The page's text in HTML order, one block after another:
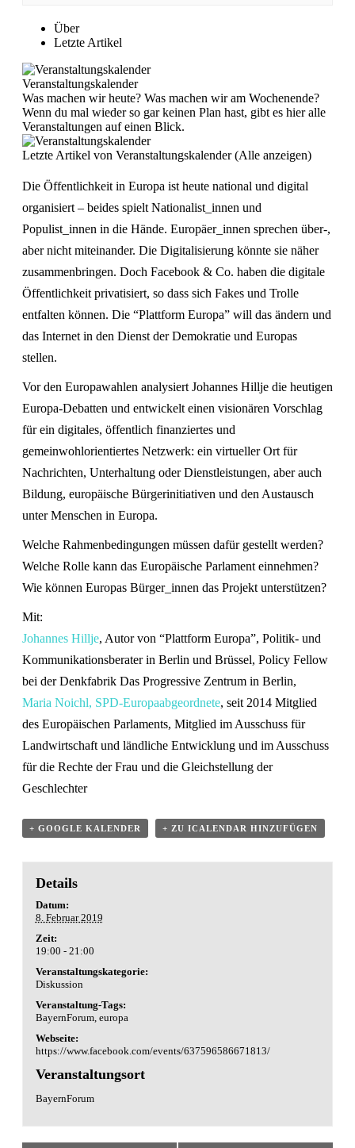
Veranstaltung
Navigation
Über
Letzte Artikel
Veranstaltungskalender
Was machen wir heute? Was machen wir am Wochenende?
Wenn du mal wieder so gar keinen Plan hast, gibt es hier alle
Veranstaltungen auf einen Blick.
Letzte Artikel von Veranstaltungskalender(Alle anzeigen)
Die Öffentlichkeit in Europa ist heute national und digital
organisiert – beides spielt Nationalist_innen und
Populist_innen in die Hände. Europäer_innen sprechen über-,
aber nicht miteinander. Die Digitalisierung könnte sie näher
zusammenbringen. Doch Facebook & Co. haben die digitale
Öffentlichkeit privatisiert, so dass sich Fakes und Trolle
entfalten können. Die “Plattform Europa” will das ändern und
das Internet in den Dienst der Demokratie und Europas
stellen.
Vor den Europawahlen analysiert Johannes Hillje die heutigen
Europa-Debatten und entwickelt einen visionären Vorschlag
für ein digitales, öffentlich finanziertes und
gemeinwohlorientiertes Netzwerk: ein virtueller Ort für
Nachrichten, Unterhaltung oder Dienstleistungen, aber auch
Bildung, europäische Bürgerinitiativen und den Austausch
unter Menschen in Europa.
Welche Rahmenbedingungen müssen dafür gestellt werden?
Welche Rolle kann das Europäische Parlament einnehmen?
Wie können Europas Bürger_innen das Projekt unterstützen?
Mit:
Johannes Hillje, Autor von “Plattform Europa”, Politik- und
Kommunikationsberater in Berlin und Brüssel, Policy Fellow
bei der Denkfabrik Das Progressive Zentrum in Berlin,
Maria Noichl, SPD-Europaabgeordnete, seit 2014 Mitglied
des Europäischen Parlaments, Mitglied im Ausschuss für
Landwirtschaft und ländliche Entwicklung und im Ausschuss
für die Rechte der Frau und die Gleichstellung der
Geschlechter
+ GOOGLE KALENDER + ZU ICALENDAR HINZUFÜGEN
Details
Datum:
8. Februar 2019
Zeit:
19:00 - 21:00
Veranstaltungskategorie:
Diskussion
Veranstaltung-Tags:
BayernForum, europa
Webseite:
https://www.facebook.com/events/637596586671813/
Veranstaltungsort
BayernForum